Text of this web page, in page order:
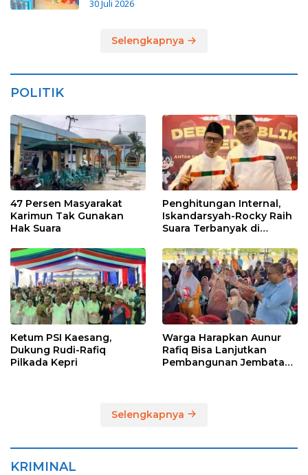
30 Juli 2026
Selengkapnya
POLITIK
47 Persen Masyarakat
Karimun Tak Gunakan
Hak Suara
Penghitungan Internal,
Iskandarsyah-Rocky Raih
Suara Terbanyak di
Ketum PSI Kaesang,
Dukung Rudi-Rafiq
Pilkada Kepri
Warga Harapkan Aunur
Rafiq Bisa Lanjutkan
Pembangunan Jembatan
Selengkapnya
KRIMINAL